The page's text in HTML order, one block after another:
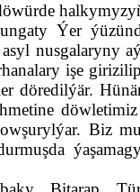
Ýer
nusgalaryny
işe
döredilýär.
Biz